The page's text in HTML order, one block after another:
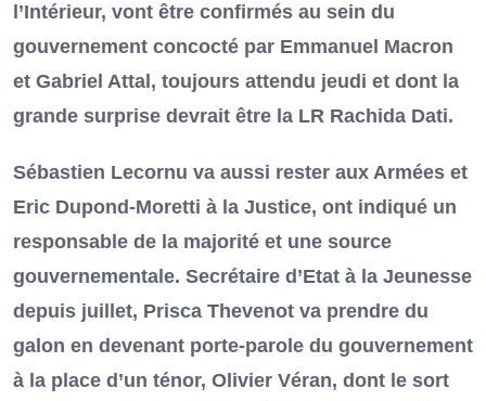
l’Intérieur, vont être confirmés au sein du
gouvernement concocté par Emmanuel Macron
et Gabriel Attal, toujours attendu jeudi et dont la
grande surprise devrait être la LR Rachida Dati.
Sébastien Lecornu va aussi rester aux Armées et
Eric Dupond-Moretti à la Justice, ont indiqué un
responsable de la majorité et une source
gouvernementale. Secrétaire d’Etat à la Jeunesse
depuis juillet, Prisca Thevenot va prendre du
galon en devenant porte-parole du gouvernement
à la place d’un ténor, Olivier Véran, dont le sort